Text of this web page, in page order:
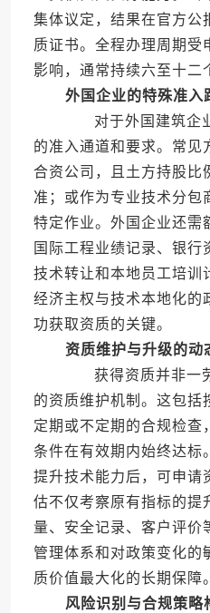
集体议定，结果在官方公
质证书。全程办理周期受
影响，通常持续六至十二
外国企业的特殊准入
对于外国建筑企业
的准入通道和要求。常见
合资公司，且土方持股比
准；或作为专业技术分包
特定作业。外国企业还需
国际工程业绩记录、银
技术转让和本地员工培训
经济主权与技术本地化的
功获取资质的关键。
资质维护与升级的动
获得资质并非一劳
的资质维护机制。这包括
定期或不定期的合规检查
条件在有效期内始终达标
提升技术能力后，可申请
估不仅考察原有指标的提
量、安全记录、客户评价
管理体系和对政策变化的
质价值最大化的长期保障。
风险识别与合规策略